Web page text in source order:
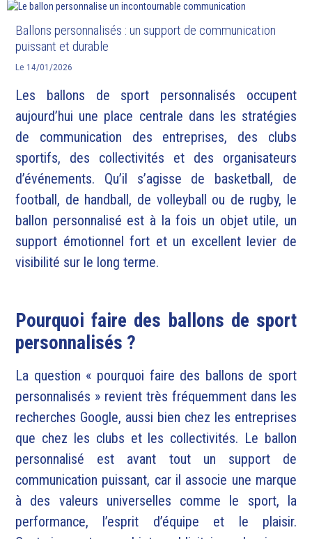
Ballons personnalisés : un support de communication
puissant et durable
Le 14/01/2026
Les ballons de sport personnalisés occupent
aujourd’hui une place centrale dans les stratégies
de communication des entreprises, des clubs
sportifs, des collectivités et des organisateurs
d’événements. Qu’il s’agisse de basketball, de
football, de handball, de volleyball ou de rugby, le
ballon personnalisé est à la fois un objet utile, un
support émotionnel fort et un excellent levier de
visibilité sur le long terme.
Pourquoi faire des ballons de sport
personnalisés ?
La question « pourquoi faire des ballons de sport
personnalisés » revient très fréquemment dans les
recherches Google, aussi bien chez les entreprises
que chez les clubs et les collectivités. Le ballon
personnalisé est avant tout un support de
communication puissant, car il associe une marque
à des valeurs universelles comme le sport, la
performance, l’esprit d’équipe et le plaisir.